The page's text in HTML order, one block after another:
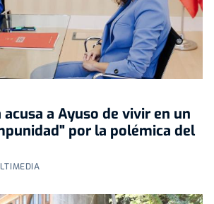
acusa a Ayuso de vivir en un
por la polémica del